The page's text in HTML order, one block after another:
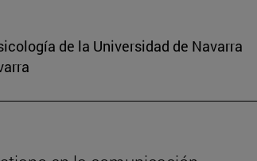
de la Universidad de Navarra